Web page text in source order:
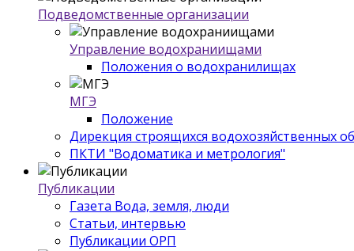
Подведомственные организации
Управление водохраниищами
Положения о водохранилищах
МГЭ
Положение
Дирекция строящихся водохозяйственных
ПКТИ "Водоматика и метрология"
Публикации
Газета Вода, земля, люди
Статьи, интервью
Публикации ОРП